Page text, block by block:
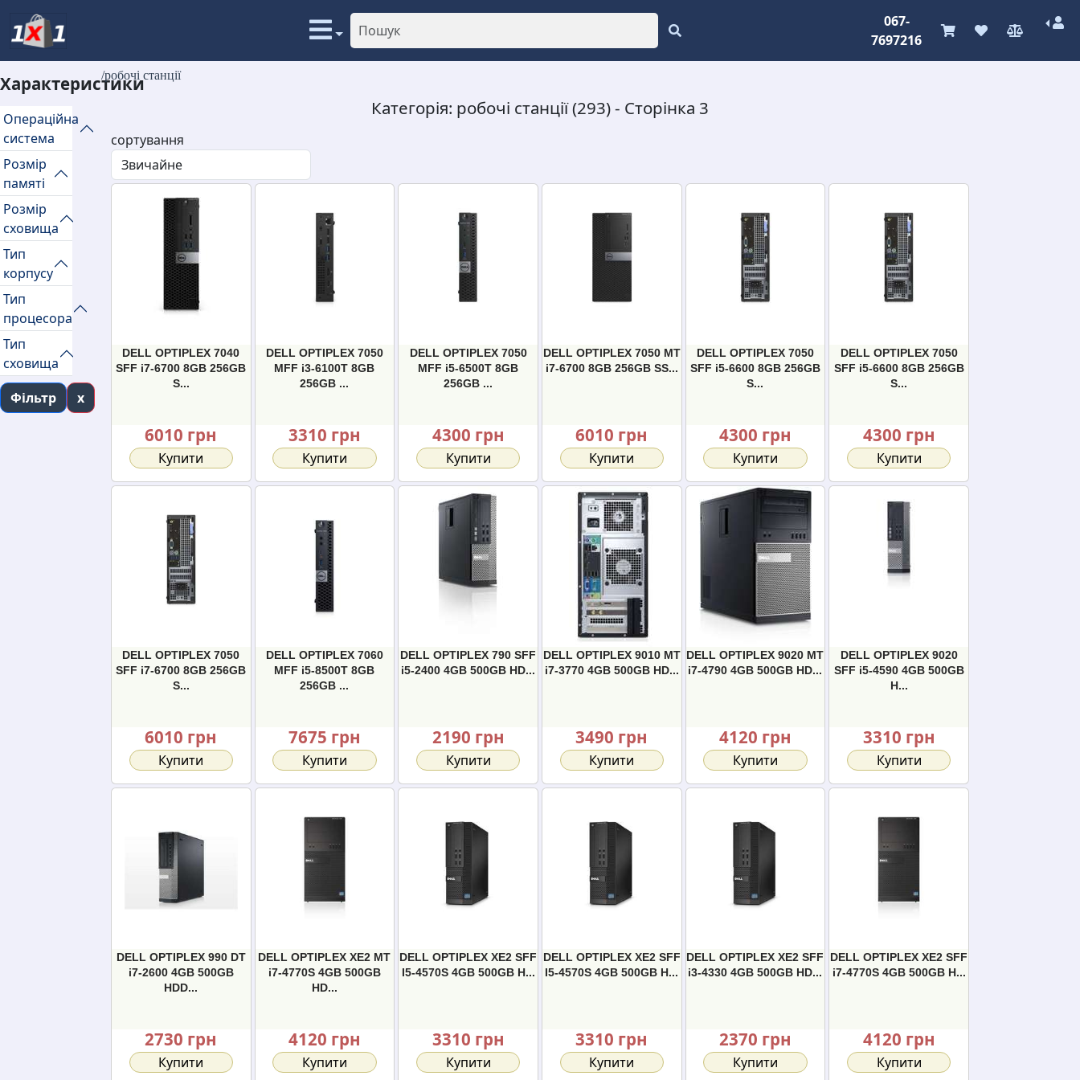
067-
7697216
Характеристики
Операційна
система
Розмір
памяті
Розмір
сховища
Тип
корпусу
Тип
процесора
Тип
сховища
Фільтр
x
/робочі станції
Категорія: робочі станції (293) - Сторінка 3
сортування
DELL OPTIPLEX 7040
SFF i7-6700 8GB 256GB
S...
6010 грн
Купити
DELL OPTIPLEX 7050
MFF i3-6100T 8GB
256GB ...
3310 грн
Купити
DELL OPTIPLEX 7050
MFF i5-6500T 8GB
256GB ...
4300 грн
Купити
DELL OPTIPLEX 7050 MT
i7-6700 8GB 256GB SS...
6010 грн
Купити
DELL OPTIPLEX 7050
SFF i5-6600 8GB 256GB
S...
4300 грн
Купити
DELL OPTIPLEX 7050
SFF i5-6600 8GB 256GB
S...
4300 грн
Купити
DELL OPTIPLEX 7050
SFF i7-6700 8GB 256GB
S...
6010 грн
Купити
DELL OPTIPLEX 7060
MFF i5-8500T 8GB
256GB ...
7675 грн
Купити
DELL OPTIPLEX 790 SFF
i5-2400 4GB 500GB HD...
2190 грн
Купити
DELL OPTIPLEX 9010 MT
i7-3770 4GB 500GB HD...
3490 грн
Купити
DELL OPTIPLEX 9020 MT
i7-4790 4GB 500GB HD...
4120 грн
Купити
DELL OPTIPLEX 9020
SFF i5-4590 4GB 500GB
H...
3310 грн
Купити
DELL OPTIPLEX 990 DT
i7-2600 4GB 500GB
HDD...
2730 грн
Купити
DELL OPTIPLEX XE2 MT
i7-4770S 4GB 500GB
HD...
4120 грн
Купити
DELL OPTIPLEX XE2 SFF
I5-4570S 4GB 500GB H...
3310 грн
Купити
DELL OPTIPLEX XE2 SFF
I5-4570S 4GB 500GB H...
3310 грн
Купити
DELL OPTIPLEX XE2 SFF
i3-4330 4GB 500GB HD...
2370 грн
Купити
DELL OPTIPLEX XE2 SFF
i7-4770S 4GB 500GB H...
4120 грн
Купити